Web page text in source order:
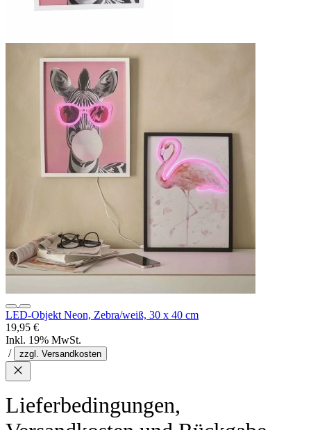
LED-Objekt Neon, Zebra/weiß, 30 x 40 cm
19,95 €
Inkl. 19% MwSt.
/
zzgl. Versandkosten
Lieferbedingungen,